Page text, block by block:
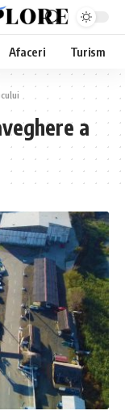
Afaceri Turism
a